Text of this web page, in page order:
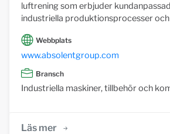
luftrening som erbjuder
industriella produktionsprocesser
Webbplats
www.absolentgroup.com
Bransch
Industriella maskiner, tillbehör och
Läs mer